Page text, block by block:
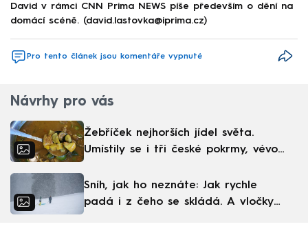
David v rámci CNN Prima NEWS píše především o dění na
domácí scéně. (david.lastovka@iprima.cz)
Pro tento článek jsou komentáře vypnuté
Návrhy pro vás
Žebříček nejhorších jídel světa.
Umístily se i tři české pokrmy, vévodí
Sníh, jak ho neznáte: Jak rychle
padá i z čeho se skládá. A vločky